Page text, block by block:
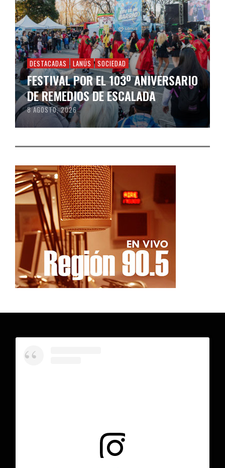
DESTACADAS LANÚS SOCIEDAD
FESTIVAL POR EL 103º ANIVERSARIO
DE REMEDIOS DE ESCALADA
8 AGOSTO, 2026